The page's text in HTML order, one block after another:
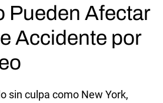
Pueden Afectar
Accidente por
sin culpa como New York,